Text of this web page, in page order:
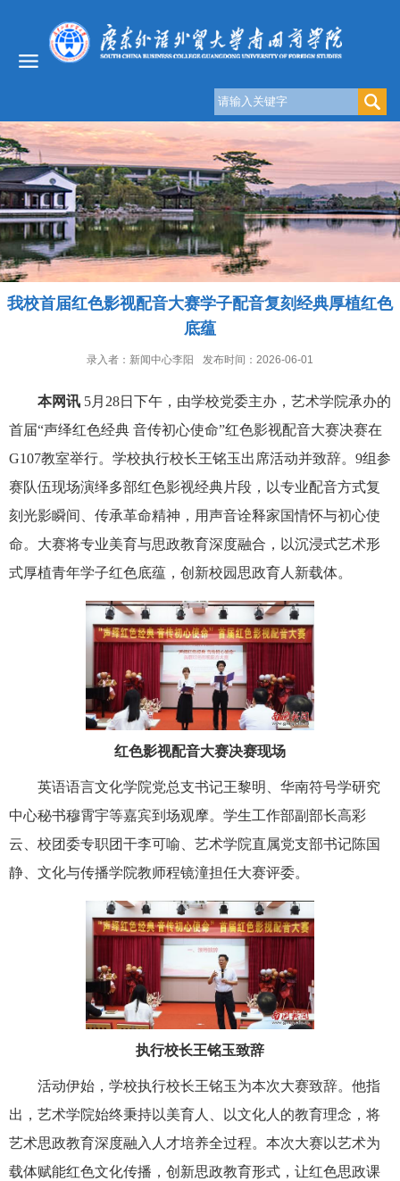
我校首届红色影视配音大赛学子配音复刻经典厚植红色
底蕴
录入者：新闻中心李阳 发布时间：2026-06-01
本网讯 5月28日下午，由学校党委主办，艺术学院承办的
首届“声绎红色经典 音传初心使命”红色影视配音大赛决赛在
G107教室举行。学校执行校长王铭玉出席活动并致辞。9组参
赛队伍现场演绎多部红色影视经典片段，以专业配音方式复
刻光影瞬间、传承革命精神，用声音诠释家国情怀与初心使
命。大赛将专业美育与思政教育深度融合，以沉浸式艺术形
式厚植青年学子红色底蕴，创新校园思政育人新载体。
红色影视配音大赛决赛现场
英语语言文化学院党总支书记王黎明、华南符号学研究
中心秘书穆霄宇等嘉宾到场观摩。学生工作部副部长高彩
云、校团委专职团干李可喻、艺术学院直属党支部书记陈国
静、文化与传播学院教师程镜潼担任大赛评委。
执行校长王铭玉致辞
活动伊始，学校执行校长王铭玉为本次大赛致辞。他指
出，艺术学院始终秉持以美育人、以文化人的教育理念，将
艺术思政教育深度融入人才培养全过程。本次大赛以艺术为
载体赋能红色文化传播，创新思政教育形式，让红色思政课